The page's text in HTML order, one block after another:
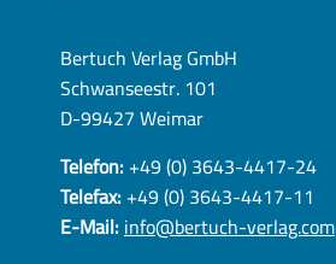
Bertuch Verlag GmbH
Schwanseestr. 101
D-99427 Weimar
Telefon:+49 (0) 3643-4417-24
Telefax:+49 (0) 3643-4417-11
E-Mail:info@bertuch-verlag.com